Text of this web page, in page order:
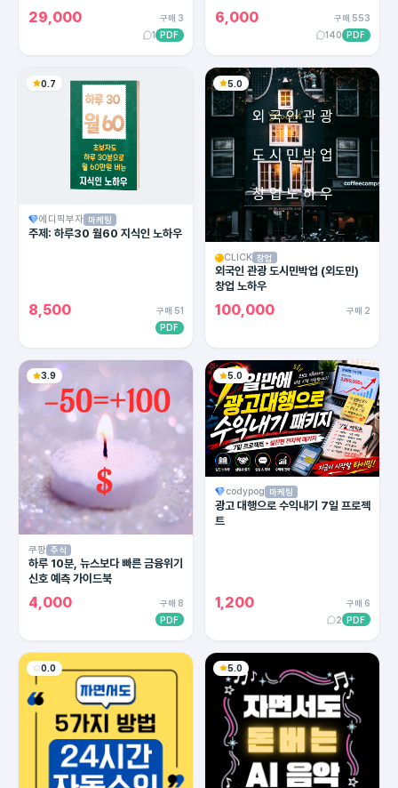
29,000
구매 3
1
PDF
용한 카피라이팅의 모든 방법!
6,000
구매 553
140
PDF
0.7
에디픽부자 마케팅
주제: 하루30 월60 지식인 노하우
8,500
구매 51
PDF
5.0
CLICK 창업
외국인 관광 도시민박업 (외도민)
창업 노하우
100,000 구매 2
3.9
쿠팡 주식
하루 10분, 뉴스보다 빠른 금융위기
신호 예측 가이드북
4,000
구매 8
PDF
5.0
codypog 마케팅
광고 대행으로 수익내기 7일 프로젝
트
1,200
구매 6
2 PDF
0.0 5.0